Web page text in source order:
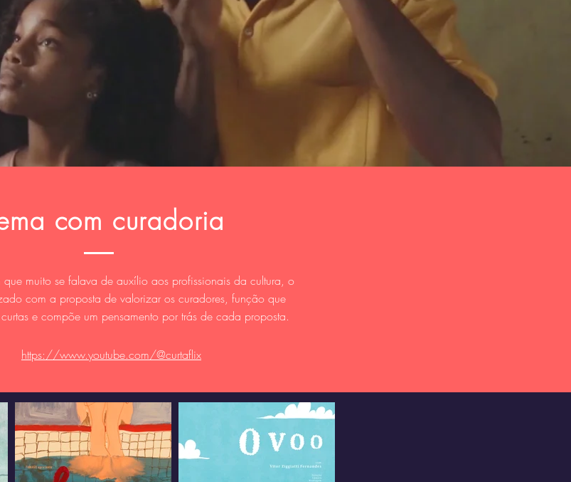
com curadoria
que muito se falava de auxílio aos profissionais da cultura, o
com a proposta de valorizar os curadores, função que
e compõe um pensamento por trás de cada proposta.
https://www.youtube.com/@curtaflix